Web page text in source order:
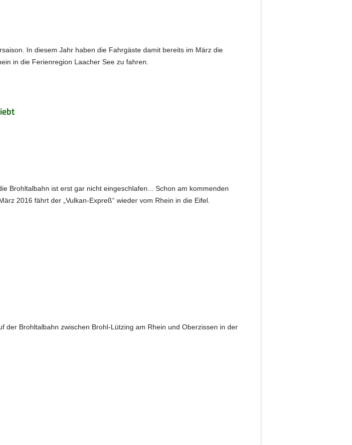
In diesem Jahr haben die Fahrgäste damit bereits im März die
in die Ferienregion Laacher See zu fahren.
Brohltalbahn ist erst gar nicht eingeschlafen... Schon am kommenden
2016 fährt der „Vulkan-Expreß“ wieder vom Rhein in die Eifel.
der Brohltalbahn zwischen Brohl-Lützing am Rhein und Oberzissen in der